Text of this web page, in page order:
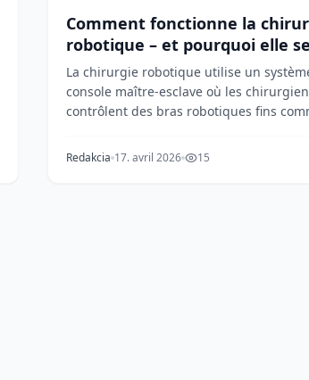
Comment fonctionne la
robotique – et pourquoi elle se
répand
La chirurgie robotique utilise un
console maître-esclave où les
contrôlent des bras robotiques fins
Redakcia 17. avril 2026 15